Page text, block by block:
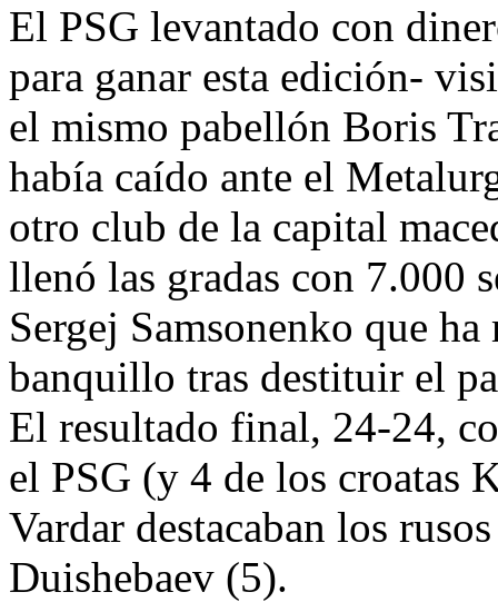
El PSG levantado con
para ganar esta edición-
el mismo pabellón Boris
había caído ante el
otro club de la capital
llenó las gradas con 7.000
Sergej Samsonenko que
banquillo tras destituir el
El resultado final, 24-24,
el PSG (y 4 de los croatas
Vardar destacaban los
Duishebaev (5).